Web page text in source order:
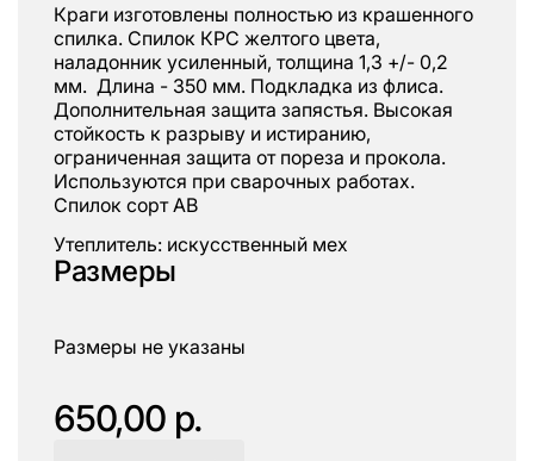
Краги изготовлены полностью из крашенного
спилка. Спилок КРС желтого цвета,
наладонник усиленный, толщина 1,3 +/- 0,2
мм. Длина - 350 мм. Подкладка из флиса.
Дополнительная защита запястья. Высокая
стойкость к разрыву и истиранию,
ограниченная защита от пореза и прокола.
Используются при сварочных работах.
Спилок сорт АВ
Утеплитель: искусственный мех
Размеры
Размеры не указаны
650,00 р.